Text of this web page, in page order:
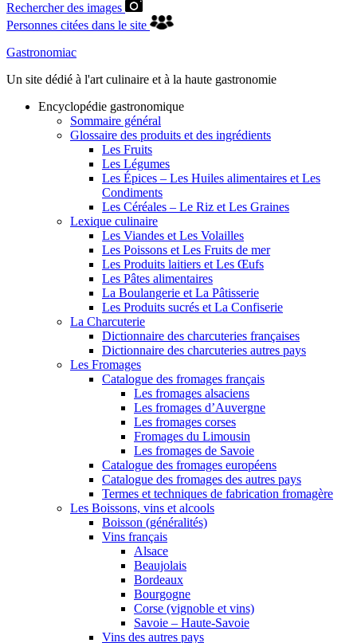
Rechercher des images
Personnes citées dans le site
Gastronomiac
Un site dédié à l'art culinaire et à la haute gastronomie
Encyclopédie gastronomique
Sommaire général
Glossaire des produits et des ingrédients
Les Fruits
Les Légumes
Les Épices – Les Huiles alimentaires et Les
Condiments
Les Céréales – Le Riz et Les Graines
Lexique culinaire
Les Viandes et Les Volailles
Les Poissons et Les Fruits de mer
Les Produits laitiers et Les Œufs
Les Pâtes alimentaires
La Boulangerie et La Pâtisserie
Les Produits sucrés et La Confiserie
La Charcuterie
Dictionnaire des charcuteries françaises
Dictionnaire des charcuteries autres pays
Les Fromages
Catalogue des fromages français
Les fromages alsaciens
Les fromages d’Auvergne
Les fromages corses
Fromages du Limousin
Les fromages de Savoie
Catalogue des fromages européens
Catalogue des fromages des autres pays
Termes et techniques de fabrication fromagère
Les Boissons, vins et alcools
Boisson (généralités)
Vins français
Alsace
Beaujolais
Bordeaux
Bourgogne
Corse (vignoble et vins)
Savoie – Haute-Savoie
Vins des autres pays